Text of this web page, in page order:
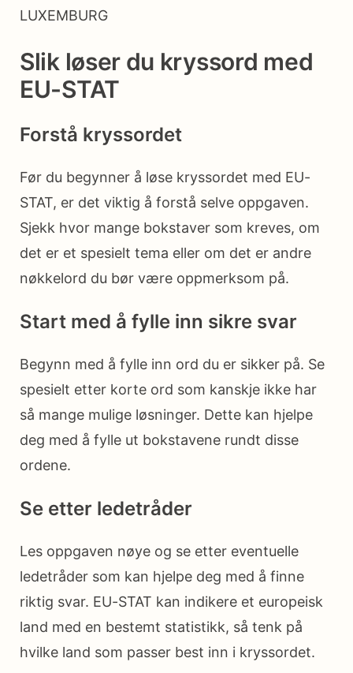
LUXEMBURG
Slik løser du kryssord med
EU-STAT
Forstå kryssordet
Før du begynner å løse kryssordet med EU-
STAT, er det viktig å forstå selve oppgaven.
Sjekk hvor mange bokstaver som kreves, om
det er et spesielt tema eller om det er andre
nøkkelord du bør være oppmerksom på.
Start med å fylle inn sikre svar
Begynn med å fylle inn ord du er sikker på. Se
spesielt etter korte ord som kanskje ikke har
så mange mulige løsninger. Dette kan hjelpe
deg med å fylle ut bokstavene rundt disse
ordene.
Se etter ledetråder
Les oppgaven nøye og se etter eventuelle
ledetråder som kan hjelpe deg med å finne
riktig svar. EU-STAT kan indikere et europeisk
land med en bestemt statistikk, så tenk på
hvilke land som passer best inn i kryssordet.